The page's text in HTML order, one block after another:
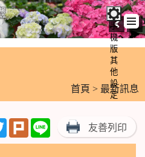
手
機
版
其
他
設
定
首頁 > 最新訊息
TwitterPlurk Line 友善列印